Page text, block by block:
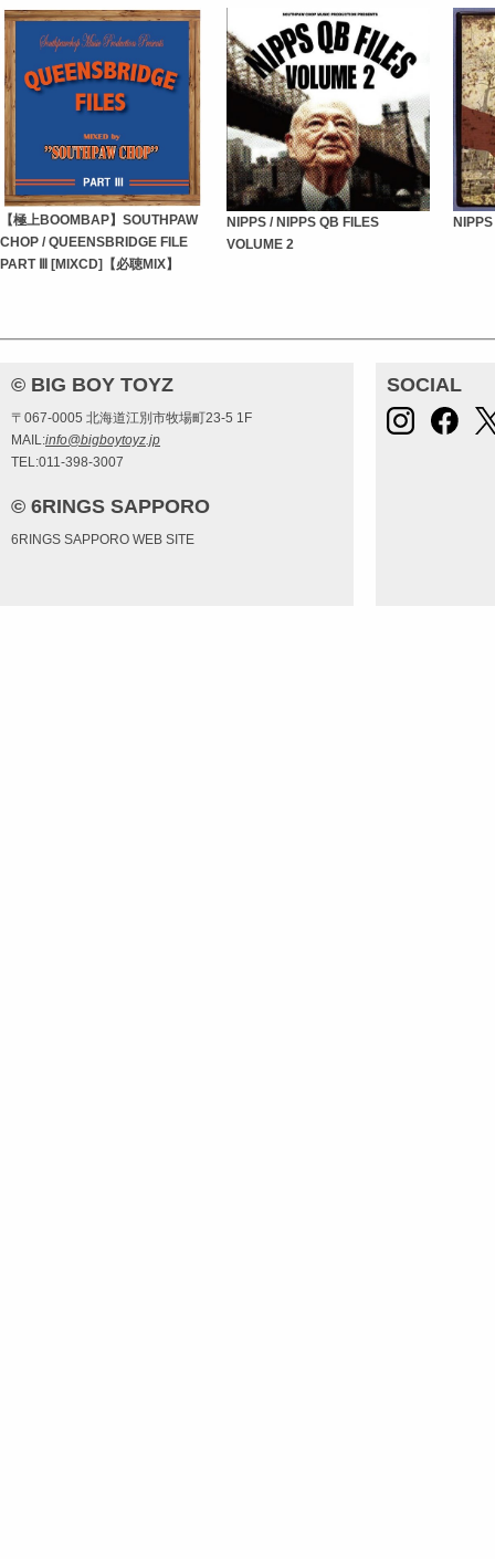
【極上BOOMBAP】SOUTHPAW
CHOP / QUEENSBRIDGE FILE
PART Ⅲ [MIXCD]【必聴MIX】
NIPPS / NIPPS QB FILES
VOLUME 2
© BIG BOY TOYZ
〒067-0005 北海道江別市牧場町23-5 1F
MAIL:info@bigboytoyz.jp
TEL:011-398-3007
© 6RINGS SAPPORO
6RINGS SAPPORO WEB SITE
SOCIAL